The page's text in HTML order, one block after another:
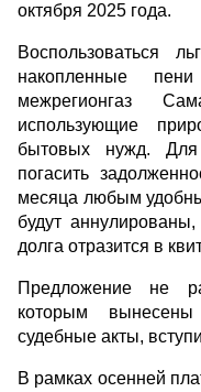
октября 2025 года.
Воспользоваться
накопленные
межрегионгаз
использующие
бытовых нужд. Для
погасить
месяца любым
будут
долга отразится в
Предложение не
которым
судебные акты,
В рамках осенней